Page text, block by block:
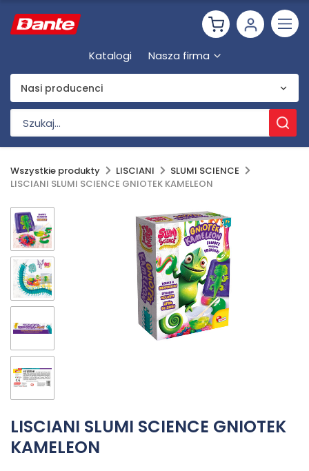
Katalogi Nasza firma
Nasi producenci
Wszystkie produkty LISCIANI
SLUMI SCIENCE
LISCIANI SLUMI SCIENCE GNIOTEK KAMELEON
LISCIANI SLUMI SCIENCE GNIOTEK
KAMELEON